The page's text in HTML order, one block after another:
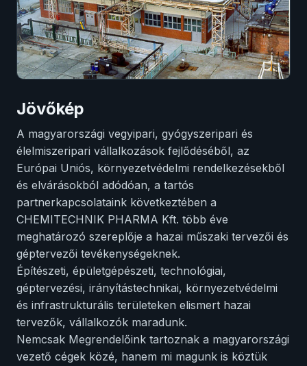
Jövőkép
A magyarországi vegyipari, gyógyszeripari és
élelmiszeripari vállalkozások fejlődéséből, az
Európai Uniós, környezetvédelmi rendelkezésekből
és elvárásokból adódóan, a tartós
partnerkapcsolataink következtében a
CHEMITECHNIK PHARMA Kft. több éve
meghatározó szereplője a hazai műszaki tervezői és
géptervezői tevékenységeknek.
Építészeti, épületgépészeti, technológiai,
géptervezési, irányítástechnikai, környezetvédelmi
és infrastrukturális területeken elismert hazai
tervezők, vállalkozók maradunk.
Nemcsak Megrendelőink tartoznak a magyarországi
vezető cégek közé, hanem mi magunk is köztük